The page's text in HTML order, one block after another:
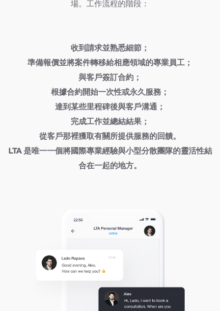
場。工作流程的階段：
收到請求並熟悉細節；
準備報價並將案件轉移給相應領域的專業員工；
與客戶簽訂合約；
根據合約開始一次性或永久服務；
達到某些里程碑後與客戶溝通；
完成工作並總結結果；
從客戶那裡獲取有關所提供服務的回饋。
LTA 是唯一一個將國際專業經驗與小型分散團隊的靈活性結
合在一起的地方。